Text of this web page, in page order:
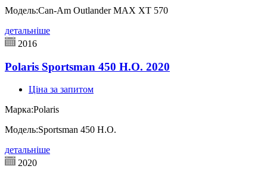
Модель:Can-Am Outlander MAX XT 570
детальніше
2016
Polaris Sportsman 450 H.O. 2020
Ціна за запитом
Марка:Polaris
Модель:Sportsman 450 H.O.
детальніше
2020